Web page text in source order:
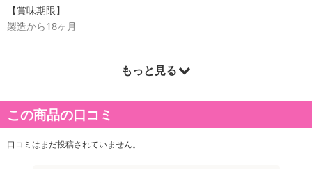
【賞味期限】
製造から18ヶ月
もっと見る
この商品の口コミ
口コミはまだ投稿されていません。